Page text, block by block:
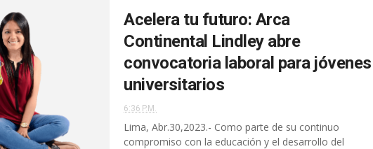
Acelera tu futuro: Arca
Continental Lindley abre
convocatoria laboral para jóvenes
universitarios
6:36 P.M.
Lima, Abr.30,2023.- Como parte de su continuo
compromiso con la educación y el desarrollo del